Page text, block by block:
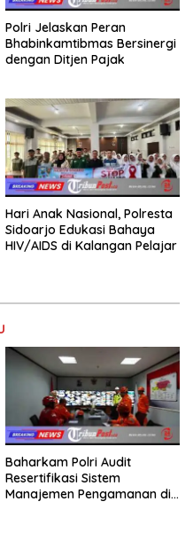
Polri Jelaskan Peran
Bhabinkamtibmas Bersinergi
dengan Ditjen Pajak
Hari Anak Nasional, Polresta
Sidoarjo Edukasi Bahaya
HIV/AIDS di Kalangan Pelajar
Baharkam Polri Audit
Resertifikasi Sistem
Manajemen Pengamanan di